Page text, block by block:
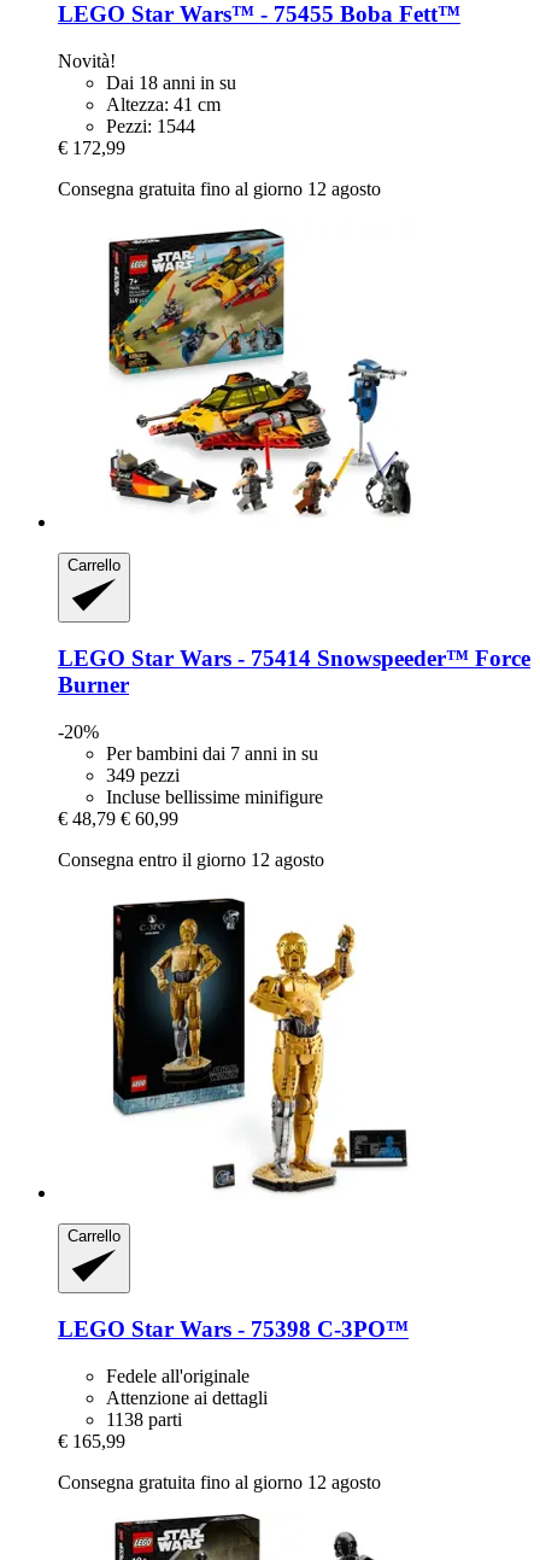
LEGO Star Wars™ -​ 75455 Boba Fett™
Novità!
Dai 18 anni in su
Altezza: 41 cm
Pezzi: 1544
€ 172,99
Consegna gratuita fino al giorno 12 agosto
Carrello
LEGO Star Wars -​ 75414 Snowspeeder™ Force
Burner
-20%
Per bambini dai 7 anni in su
349 pezzi
Incluse bellissime minifigure
€ 48,79 € 60,99
Consegna entro il giorno 12 agosto
Carrello
LEGO Star Wars -​ 75398 C-​3PO™
Fedele all'originale
Attenzione ai dettagli
1138 parti
€ 165,99
Consegna gratuita fino al giorno 12 agosto